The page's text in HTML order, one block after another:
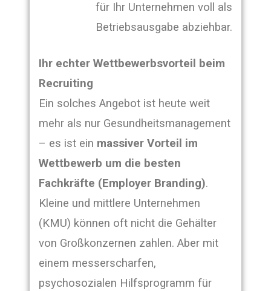
für Ihr Unternehmen voll als
Betriebsausgabe abziehbar.
Ihr echter Wettbewerbsvorteil beim
Recruiting
Ein solches Angebot ist heute weit
mehr als nur Gesundheitsmanagement
– es ist ein massiver Vorteil im
Wettbewerb um die besten
Fachkräfte (Employer Branding).
Kleine und mittlere Unternehmen
(KMU) können oft nicht die Gehälter
von Großkonzernen zahlen. Aber mit
einem messerscharfen,
psychosozialen Hilfsprogramm für